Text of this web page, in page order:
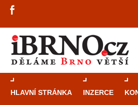
HLAVNÍ STRÁNKA INZERCE